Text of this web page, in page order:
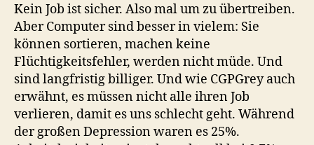
Kein Job ist sicher. Also mal um zu übertreiben.
Aber Computer sind besser in vielem: Sie
können sortieren, machen keine
Flüchtigkeitsfehler, werden nicht müde. Und
sind langfristig billiger. Und wie CGPGrey auch
erwähnt, es müssen nicht alle ihren Job
verlieren, damit es uns schlecht geht. Während
der großen Depression waren es 25%.